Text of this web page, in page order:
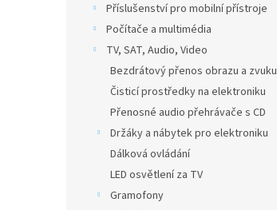
Příslušenství pro mobilní přístroje
Počítače a multimédia
TV, SAT, Audio, Video
Bezdrátový přenos obrazu a zvuku
Čisticí prostředky na elektroniku
Přenosné audio přehrávače s CD
Držáky a nábytek pro elektroniku
Dálková ovládání
LED osvětlení za TV
Gramofony